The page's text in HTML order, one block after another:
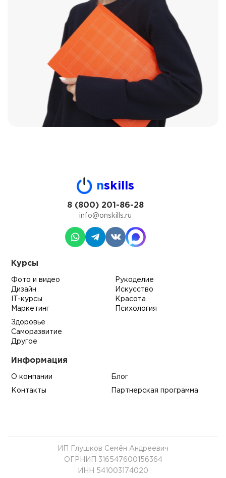
nskills
8 (800) 201-86-28
info@onskills.ru
Курсы
Фото и видео
Дизайн
IT-курсы
Маркетинг
Рукоделие
Искусство
Красота
Психология
Здоровье
Саморазвитие
Другое
Информация
О компании Блог
Контакты Партнерская программа
ИП Глушков Семён Андреевич
ОГРНИП 316547600156364
ИНН 541003174020